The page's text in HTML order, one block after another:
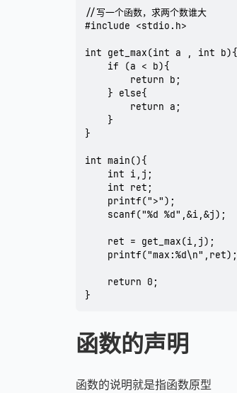
//写一个函数，求两个数谁大
#include <stdio.h>
int get_max(int a , int b){
}
int main(){
}
函数的声明
函数的说明就是指函数原型